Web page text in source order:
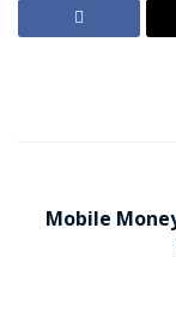
Mobile